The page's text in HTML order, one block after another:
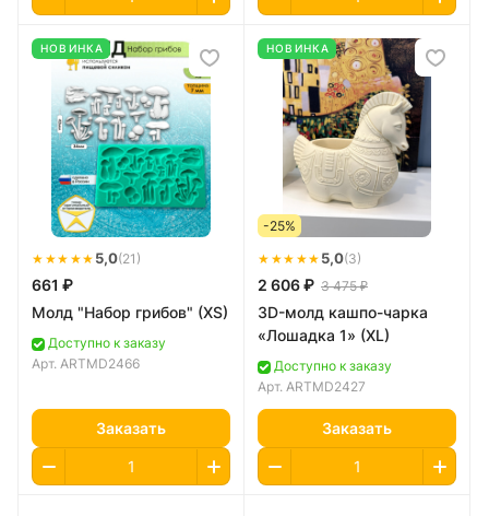
НОВИНКА
★★★★★ 5,0(21)
661 ₽
Молд "Набор грибов" (XS)
Доступно к заказу
Арт. ARTMD2466
Заказать
НОВИНКА
-25%
★★★★★ 5,0(3)
2 606 ₽ 3 475 ₽
3D-молд кашпо-чарка
«Лошадка 1» (XL)
Доступно к заказу
Арт. ARTMD2427
Заказать